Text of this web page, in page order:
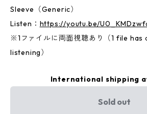
Sleeve（Generic）
Listen： https://youtu.be/
※1ファイルに両面視聴あり（1 file
listening）
International shipping
Sold out